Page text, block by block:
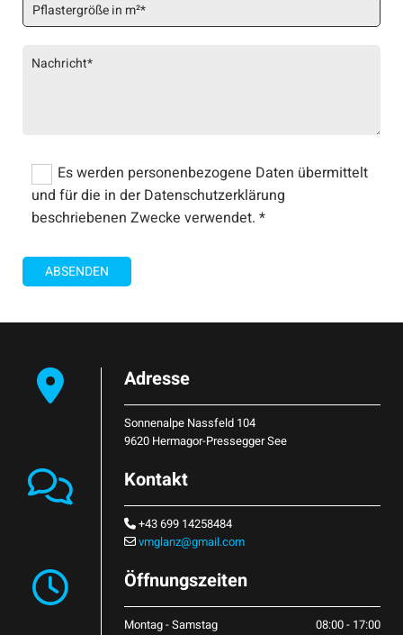
Es werden personenbezogene Daten übermittelt
und für die in der Datenschutzerklärung
beschriebenen Zwecke verwendet. *
 Adresse
Sonnenalpe Nassfeld 104
9620 Hermagor-Pressegger See
 Kontakt
 +43 699 14258484
 vmglanz@gmail.com
 Öffnungszeiten
Montag - Samstag 08:00 - 17:00